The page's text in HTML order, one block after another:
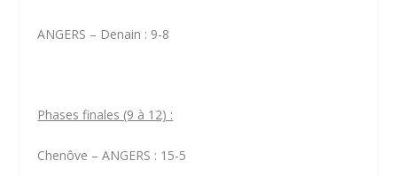
ANGERS – Denain : 9-8
Phases finales (9 à 12) :
Chenôve – ANGERS : 15-5